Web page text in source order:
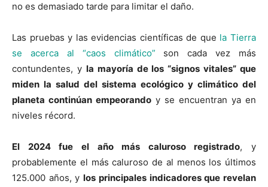
no es demasiado tarde para limitar el daño.
Las pruebas y las evidencias científicas de que la Tierra
se acerca al “caos climático” son cada vez más
contundentes, y la mayoría de los “signos vitales” que
miden la salud del sistema ecológico y climático del
planeta continúan empeorando y se encuentran ya en
niveles récord.
El 2024 fue el año más caluroso registrado, y
probablemente el más caluroso de al menos los últimos
125.000 años, ylos principales indicadores que revelan